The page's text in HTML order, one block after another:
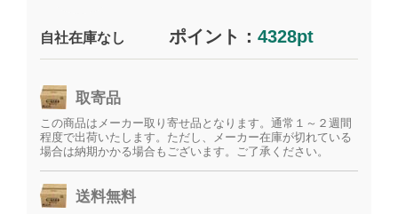
自社在庫なし ポイント：4328pt
取寄品
この商品はメーカー取り寄せ品となります。通常１～２週間
程度で出荷いたします。ただし、メーカー在庫が切れている
場合は納期かかる場合もございます。ご了承ください。
送料無料